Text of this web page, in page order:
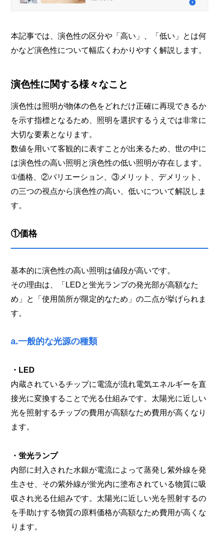
本記事では、演色性の区分や「高い」、「低い」とは何
かなど演色性について幅広くわかりやすく解説します。
演色性に関する様々なこと
演色性は照明が物体の色をどれだけ正確に再現できるか
を示す指標となるため、照明を選択するうえでは非常に
大切な要素となります。
数値を用いて客観的に表すことが出来るため、世の中に
は演色性の高い照明と演色性の低い照明が存在します。
①価格、②バリエーション、③メリット、デメリット、
の三つの視点から演色性の高い、低いについて解説しま
す。
①価格
基本的に演色性の高い照明は値段が高いです。
その理由は、「LEDと蛍光ランプの発光部が高額なた
め」と「使用箇所が限定的なため」の二点が挙げられま
す。
a.一般的な光源の種類
・LED
内蔵されているチップに電流が流れ電気エネルギーを直
接光に変換することで光る仕組みです。太陽光に近しい
光を照射するチップの費用が高額なため費用が高くなり
ます。
・蛍光ランプ
内部に封入された水銀が電流によって蒸発し紫外線を発
生させ、その紫外線が蛍光内に塗布されている物質に吸
収され光る仕組みです。太陽光に近しい光を照射するの
を手助けする物質の原料価格が高額なため費用が高くな
ります。